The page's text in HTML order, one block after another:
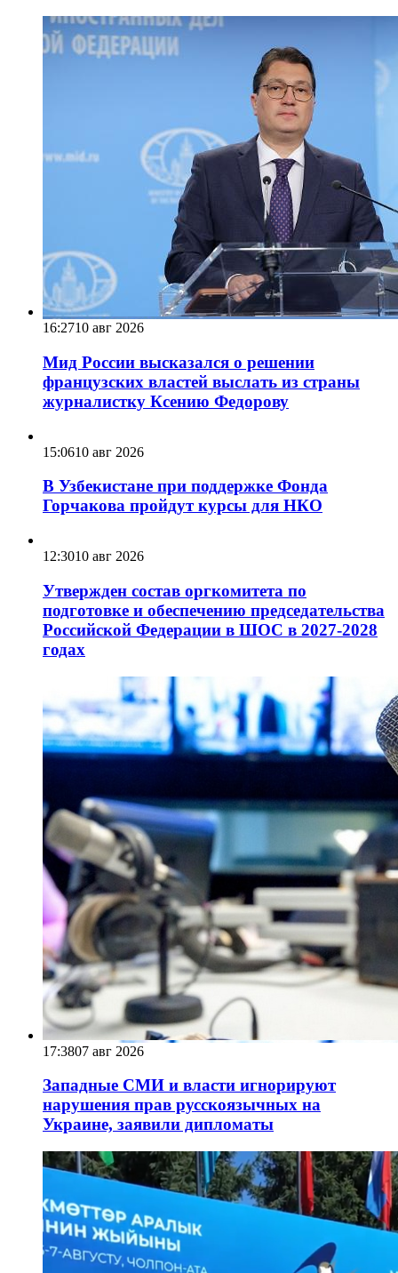
16:2710 авг 2026
Мид России высказался о решении
французских властей выслать из страны
журналистку Ксению Федорову
15:0610 авг 2026
В Узбекистане при поддержке Фонда
Горчакова пройдут курсы для НКО
12:3010 авг 2026
Утвержден состав оргкомитета по
подготовке и обеспечению председательства
Российской Федерации в ШОС в 2027-2028
годах
17:3807 авг 2026
Западные СМИ и власти игнорируют
нарушения прав русскоязычных на
Украине, заявили дипломаты